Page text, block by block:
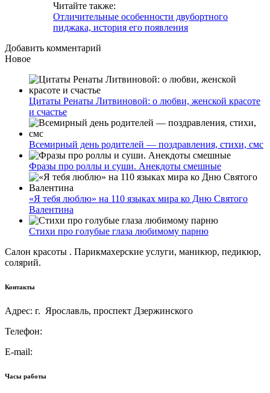
Читайте также:
Отличительные особенности двубортного
пиджака, история его появления
Добавить комментарий
Новое
Цитаты Ренаты Литвиновой: о любви, женской красоте
и счастье
Всемирный день родителей — поздравления, стихи, смс
Фразы про роллы и суши. Анекдоты смешные
«Я тебя люблю» на 110 языках мира ко Дню Святого
Валентина
Стихи про голубые глаза любимому парню
Салон красоты . Парикмахерские услуги, маникюр, педикюр,
солярий.
Контакты
Адрес: г. Ярославль, проспект Дзержинского
Телефон:
E-mail:
Часы работы